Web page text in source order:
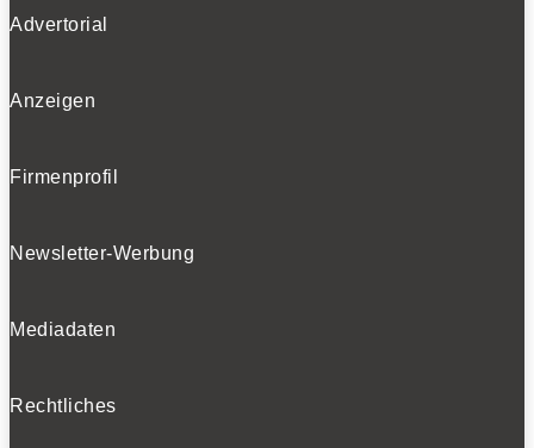
Advertorial
Anzeigen
Firmenprofil
Newsletter-Werbung
Mediadaten
Rechtliches